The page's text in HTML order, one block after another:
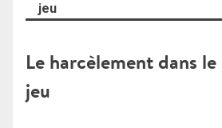
jeu
Le harcèlement dans
jeu